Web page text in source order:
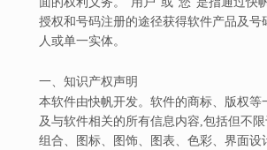
授权和号码注册的途径获得软件产品及号
人或单一实体。
一、知识产权声明
本软件由快帆开发。软件的商标、版权等
及与软件相关的所有信息内容,包括但不
组合、图标、图饰、图表、色彩、界面设